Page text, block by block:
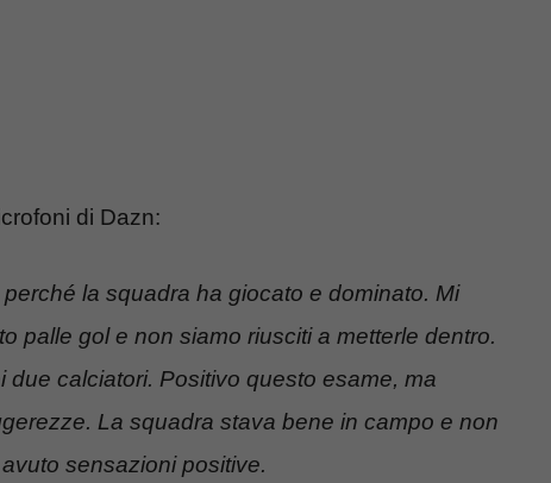
di Dazn:
la squadra ha giocato e dominato. Mi
palle gol e non siamo riusciti a metterle dentro.
due calciatori. Positivo questo esame, ma
La squadra stava bene in campo e non
sensazioni positive.